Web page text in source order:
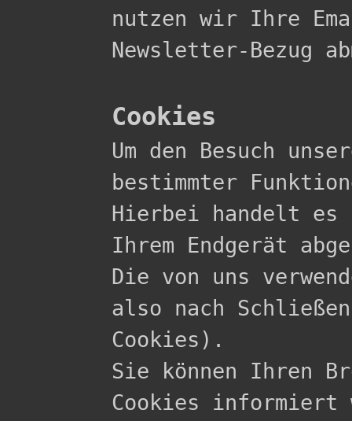
nutzen wir Ihre
Newsletter-Bezug
Cookies
Um den Besuch
bestimmter
Hierbei handelt
Ihrem Endgerät
Die von uns
also nach
Cookies).
Sie können Ihren
Cookies informiert